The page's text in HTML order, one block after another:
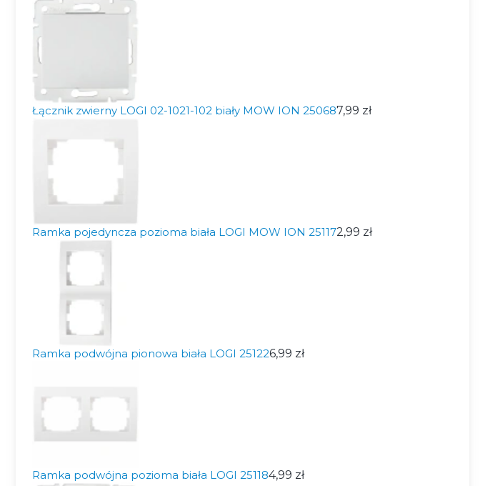
Łącznik zwierny LOGI 02-1021-102 biały MOW ION 250687,99 zł
Ramka pojedyncza pozioma biała LOGI MOW ION 251172,99 zł
Ramka podwójna pionowa biała LOGI 251226,99 zł
Ramka podwójna pozioma biała LOGI 251184,99 zł